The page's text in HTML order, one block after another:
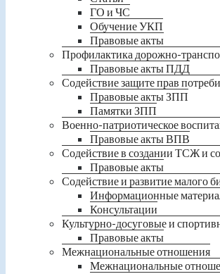
ГО и ЧС
Обучение УКП
Правовые акты
Профилактика дорожно-
Правовые акты ПДД
Содействие защите прав
Правовые акты ЗПП
Памятки ЗПП
Военно-патриотическое
Правовые акты ВПВ
Содействие в создании ТСЖ и
Правовые акты
Содействие и развитие малого
Информационные
Консультации
Культурно-досуговые и
Правовые акты
Межнациональные отношения
Межнациональные